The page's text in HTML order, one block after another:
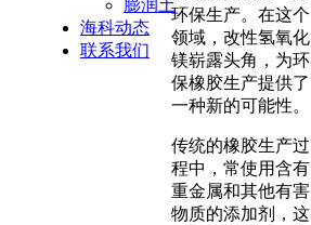
膨润土
海科动态
联系我们
环保生产。在这个
领域，改性氢氧化
镁崭露头角，为环
保橡胶生产提供了
一种新的可能性。
传统的橡胶生产过
程中，常使用含有
重金属和其他有害
物质的添加剂，这